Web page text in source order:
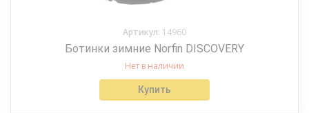
Артикул: 14960
Ботинки зимние Norfin DISCOVERY
Нет в наличии
Купить